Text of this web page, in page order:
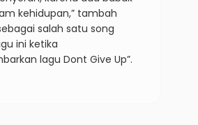
kehidupan,” tambah
salah satu song
ini ketika
lagu Dont Give Up”.